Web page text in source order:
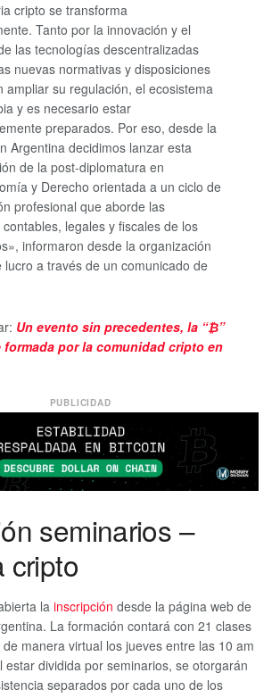
cripto se transforma
Tanto por la innovación y el
las tecnologías descentralizadas
nuevas normativas y disposiciones
ampliar su regulación, el ecosistema
y es necesario estar
preparados. Por eso, desde la
Argentina decidimos lanzar esta
de la post-diplomatura en
y Derecho orientada a un ciclo de
profesional que aborde las
legales y fiscales de los
informaron desde la organización
lucro a través de un comunicado de
Un evento sin precedentes, la “₿”
por la comunidad cripto en
PUBLICIDAD
seminarios –
cripto
la inscripción desde la página web de
La formación contará con 21 clases
manera virtual los jueves entre las 10 am
estar dividida por seminarios, se otorgarán
separados por cada uno de los